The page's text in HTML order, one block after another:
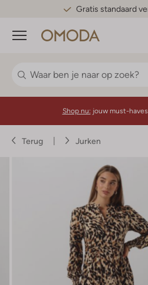
Gratis standaard
Menu
Shop nu: jouw must-
Terug Jurken